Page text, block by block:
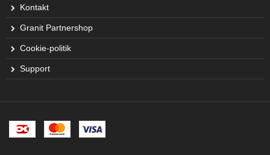
Kontakt
Granit Partnershop
Cookie-politik
Support